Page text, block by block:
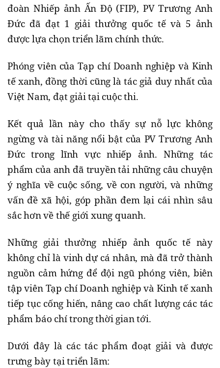
đoàn Nhiếp ảnh Ấn Độ (FIP), PV Trương Anh
Đức đã đạt 1 giải thưởng quốc tế và 5 ảnh
được lựa chọn triển lãm chính thức.
Phóng viên của Tạp chí Doanh nghiệp và Kinh
tế xanh, đồng thời cũng là tác giả duy nhất của
Việt Nam, đạt giải tại cuộc thi.
Kết quả lần này cho thấy sự nỗ lực không
ngừng và tài năng nổi bật của PV Trương Anh
Đức trong lĩnh vực nhiếp ảnh. Những tác
phẩm của anh đã truyền tải những câu chuyện
ý nghĩa về cuộc sống, về con người, và những
vấn đề xã hội, góp phần đem lại cái nhìn sâu
sắc hơn về thế giới xung quanh.
Những giải thưởng nhiếp ảnh quốc tế này
không chỉ là vinh dự cá nhân, mà đã trở thành
nguồn cảm hứng để đội ngũ phóng viên, biên
tập viên Tạp chí Doanh nghiệp và Kinh tế xanh
tiếp tục cống hiến, nâng cao chất lượng các tác
phẩm báo chí trong thời gian tới.
Dưới đây là các tác phẩm đoạt giải và được
trưng bày tại triển lãm: